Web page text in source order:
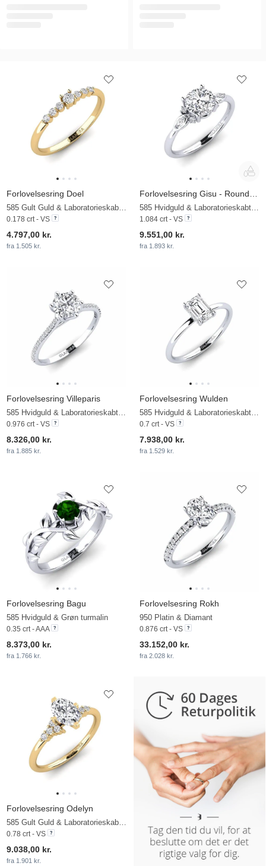
Forlovelsesring Doel
0.178 crt - VS
4.797,00 kr.
fra 1.505 kr.
1.084 crt - VS
9.551,00 kr.
fra 1.893 kr.
Forlovelsesring Villeparis
0.976 crt - VS
8.326,00 kr.
fra 1.885 kr.
Forlovelsesring Wulden
0.7 crt - VS
7.938,00 kr.
fra 1.529 kr.
Forlovelsesring Bagu
585 Hvidguld & Grøn turmalin
0.35 crt - AAA
8.373,00 kr.
fra 1.766 kr.
Forlovelsesring Rokh
950 Platin & Diamant
0.876 crt - VS
33.152,00 kr.
fra 2.028 kr.
Forlovelsesring Odelyn
0.78 crt - VS
9.038,00 kr.
fra 1.901 kr.